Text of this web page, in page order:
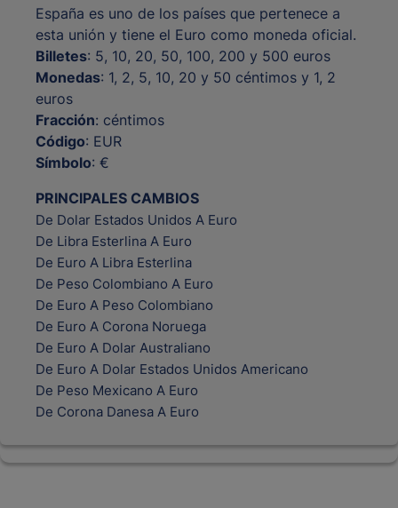
España es uno de los países que pertenece a
esta unión y tiene el Euro como moneda oficial.
Billetes: 5, 10, 20, 50, 100, 200 y 500 euros
Monedas: 1, 2, 5, 10, 20 y 50 céntimos y 1, 2
euros
Fracción: céntimos
Código: EUR
Símbolo: €
PRINCIPALES CAMBIOS
De Dolar Estados Unidos A Euro
De Libra Esterlina A Euro
De Euro A Libra Esterlina
De Peso Colombiano A Euro
De Euro A Peso Colombiano
De Euro A Corona Noruega
De Euro A Dolar Australiano
De Euro A Dolar Estados Unidos Americano
De Peso Mexicano A Euro
De Corona Danesa A Euro